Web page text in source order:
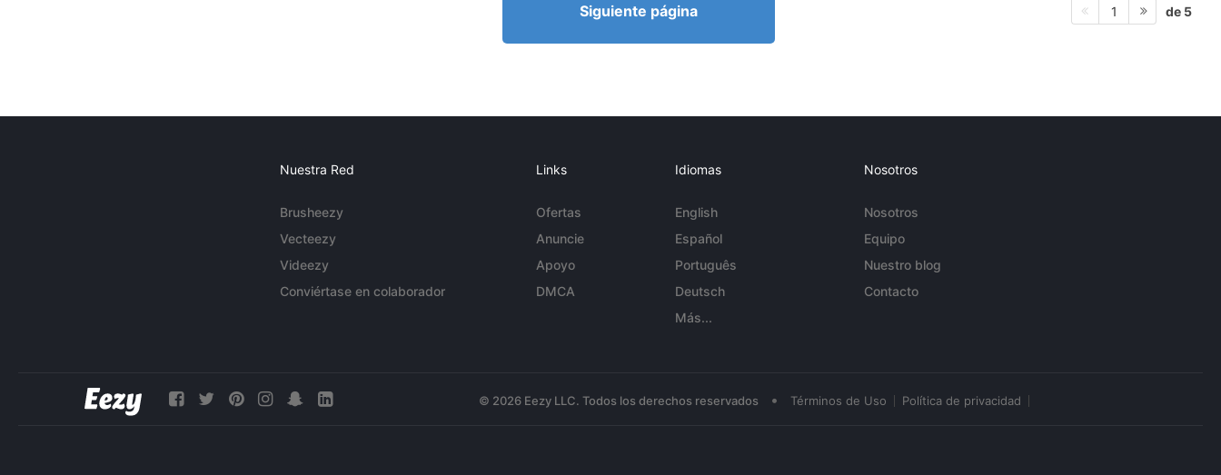
Siguiente página 1 de 5
Nuestra Red
Brusheezy
Vecteezy
Videezy
Conviértase en colaborador
Links
Ofertas
Anuncie
Apoyo
DMCA
Idiomas
English
Español
Português
Deutsch
Más...
Nosotros
Nosotros
Equipo
Nuestro blog
Contacto
© 2026 Eezy LLC. Todos los derechos reservados • Términos de Uso Política de privacidad